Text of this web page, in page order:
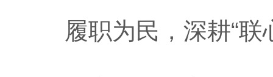
履职为民，深耕“联